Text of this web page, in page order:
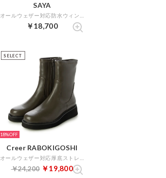
SAYA
￥18,700
SELECT
18%
Creer RABOKIGOSHI
￥24,200 ￥19,800